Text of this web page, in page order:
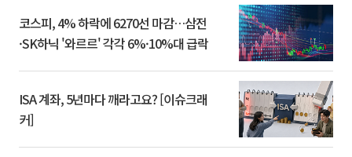
코스피, 4% 하락에 6270선 마감…삼전
·SK하닉 '와르르' 각각 6%·10%대 급락
ISA 계좌, 5년마다 깨라고요? [이슈크래
커]